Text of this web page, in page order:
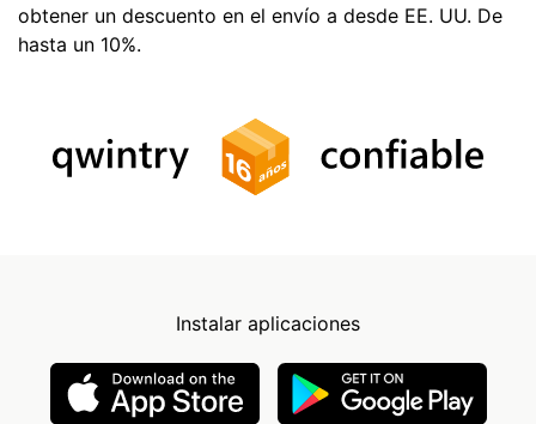
obtener un descuento en el envío a desde EE. UU. De
hasta un 10%.
Instalar aplicaciones